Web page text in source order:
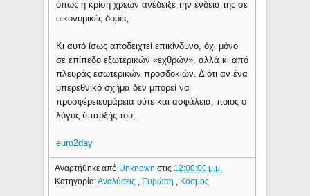
όπως η κρίση χρεών ανέδειξε την ένδειά της σε
οικονομικές δομές.
Κι αυτό ίσως αποδειχτεί επικίνδυνο, όχι μόνο
σε επίπεδο εξωτερικών «εχθρών», αλλά κι από
πλευράς εσωτερικών προσδοκιών. Διότι αν ένα
υπερεθνικό σχήμα δεν μπορεί να
προσφέρειευμάρεια ούτε και ασφάλεια, ποιος ο
λόγος ύπαρξής του;
euro2day
Αναρτήθηκε από Unknownστις 12:00:00 μ.μ.
Κατηγορία:Αναλύσεις Ευρώπη Κόσμος